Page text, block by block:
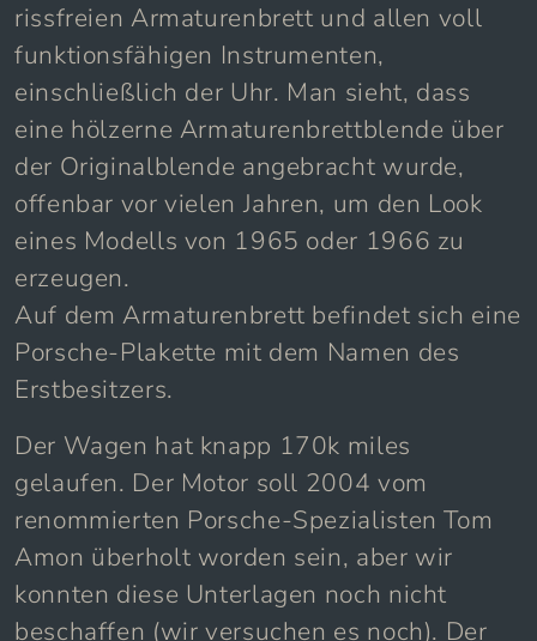
rissfreien Armaturenbrett und allen voll
funktionsfähigen Instrumenten,
einschließlich der Uhr. Man sieht, dass
eine hölzerne Armaturenbrettblende über
der Originalblende angebracht wurde,
offenbar vor vielen Jahren, um den Look
eines Modells von 1965 oder 1966 zu
erzeugen.
Auf dem Armaturenbrett befindet sich eine
Porsche-Plakette mit dem Namen des
Erstbesitzers.
Der Wagen hat knapp 170k miles
gelaufen. Der Motor soll 2004 vom
renommierten Porsche-Spezialisten Tom
Amon überholt worden sein, aber wir
konnten diese Unterlagen noch nicht
beschaffen (wir versuchen es noch). Der